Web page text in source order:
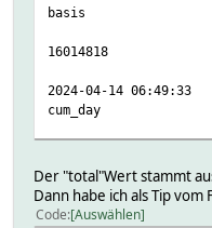
basis
16014818
2024-04-14 06:49:33
cum_day
2024-04-15 00:01:47
cum_month
Der "total"Wert stammt
Dann habe ich als Tip
Code Auswählen